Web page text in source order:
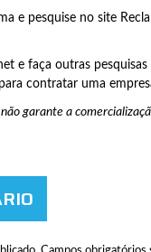
e pesquise no site
e faça outras
contratar uma
garante a